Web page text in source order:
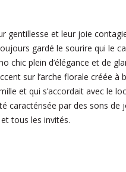
gentillesse et leur joie
gardé le sourire qui le
chic plein d’élégance et de
sur l’arche florale créée à
et qui s’accordait avec le
caractérisée par des sons de
tous les invités.